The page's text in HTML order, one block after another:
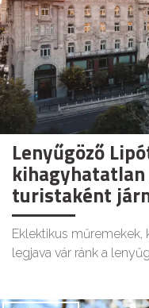
Lenyűgöző
turistaként
Eklektikus
legjava vár ránk a